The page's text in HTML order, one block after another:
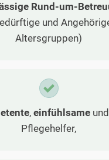
Rund-um-
und
Altersgruppen)
, einfühlsameund
Pflegehelfer,